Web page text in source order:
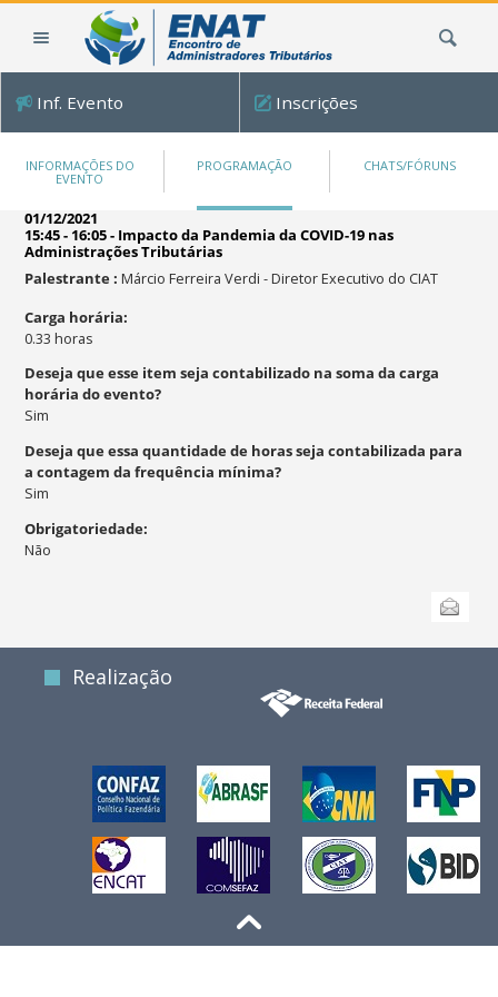
Inf. Evento Inscrições
INFORMAÇÕES DO
EVENTO
PROGRAMAÇÃO CHATS/FÓRUNS
01/12/2021
15:45 - 16:05- Impacto da Pandemia da COVID-19 nas
Administrações Tributárias
Palestrante: Márcio Ferreira Verdi-Diretor Executivo do CIAT
Carga horária:
0.33horas
Deseja que esse item seja contabilizado na soma da carga
horária do evento?
Sim
Deseja que essa quantidade de horas seja contabilizada para
a contagem da frequência mínima?
Sim
Obrigatoriedade:
Não
Realização